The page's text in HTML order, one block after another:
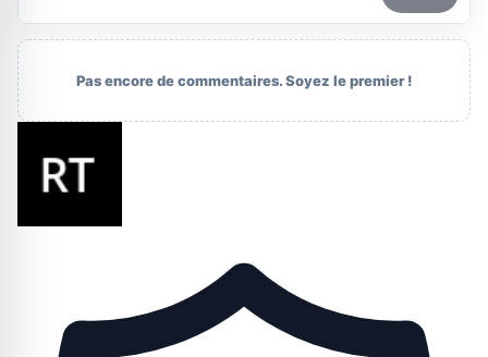
Pas encore de commentaires. Soyez le premier !